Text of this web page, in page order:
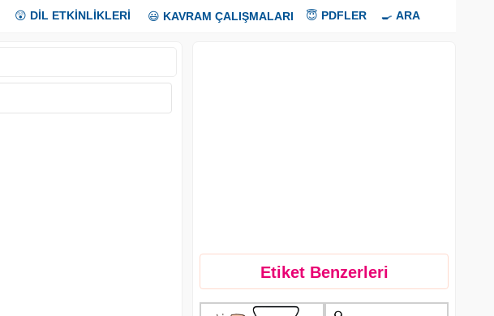
😲 DİL ETKİNLİKLERİ 😃 KAVRAM ÇALIŞMALARI 😇 PDFLER 🍳 ARA
Etiket Benzerleri